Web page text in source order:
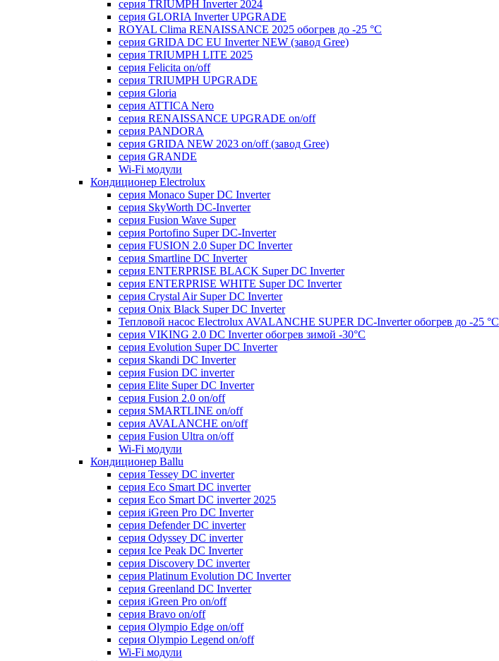
серия TRIUMPH Inverter 2024
серия GLORIA Inverter UPGRADE
ROYAL Clima RENAISSANCE 2025 обогрев до -25 °С
серия GRIDA DC EU Inverter NEW (завод Gree)
серия TRIUMPH LITE 2025
серия Felicita on/off
серия TRIUMPH UPGRADE
серия Gloria
серия ATTICA Nero
серия RENAISSANCE UPGRADE on/off
серия PANDORA
серия GRIDA NEW 2023 on/off (завод Gree)
серия GRANDE
Wi-Fi модули
Кондиционер Electrolux
серия Monaco Super DC Inverter
серия SkyWorth DC-Inverter
серия Fusion Wave Super
серия Portofino Super DC-Inverter
серия FUSION 2.0 Super DC Іnverter
серия Smartline DC Inverter
серия ENTERPRISE BLACK Super DC Inverter
серия ENTERPRISE WHITE Super DC Inverter
серия Crystal Air Super DC Inverter
серия Onix Black Super DC Inverter
Тепловой насос Electrolux AVALANCHE SUPER DC-Inverter обогрев до -25 °С
серия VIKING 2.0 DC Inverter обогрев зимой -30°С
серия Evolution Super DC Inverter
серия Skandi DC Inverter
серия Fusion DC inverter
серия Elite Super DC Inverter
серия Fusion 2.0 on/off
серия SMARTLINE on/off
серия AVALANCHE on/off
серия Fusion Ultra on/off
Wi-Fi модули
Кондиционер Ballu
серия Tessey DC inverter
серия Eco Smart DC inverter
серия Eco Smart DC inverter 2025
серия iGreen Pro DC Inverter
серия Defender DC inverter
серия Odyssey DC inverter
серия Ice Peak DС Inverter
cерия Discovery DC inverter
серия Platinum Evolution DC Inverter
серия Greenland DC Inverter
серия iGreen Pro on/off
серия Bravo on/off
серия Olympio Edge on/off
серия Olympio Legend on/off
Wi-Fi модули